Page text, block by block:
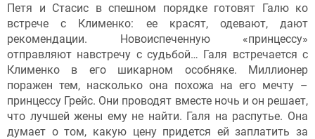
Петя и Стасис в спешном порядке готовят Галю ко
встрече с Клименко: ее красят, одевают, дают
рекомендации. Новоиспеченную «принцессу»
отправляют навстречу с судьбой… Галя встречается с
Клименко в его шикарном особняке. Миллионер
поражен тем, насколько она похожа на его мечту –
принцессу Грейс. Они проводят вместе ночь и он решает,
что лучшей жены ему не найти. Галя на распутье. Она
думает о том, какую цену придется ей заплатить за